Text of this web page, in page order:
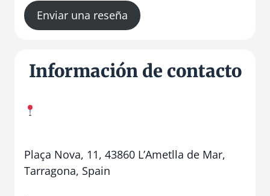
Enviar una reseña
Información de contacto
Plaça Nova, 11, 43860 L’Ametlla de Mar,
Tarragona, Spain